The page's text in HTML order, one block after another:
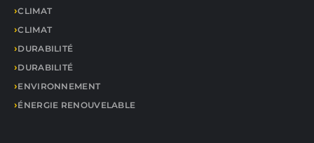
CLIMAT
CLIMAT
DURABILITÉ
DURABILITÉ
ENVIRONNEMENT
ÉNERGIE RENOUVELABLE